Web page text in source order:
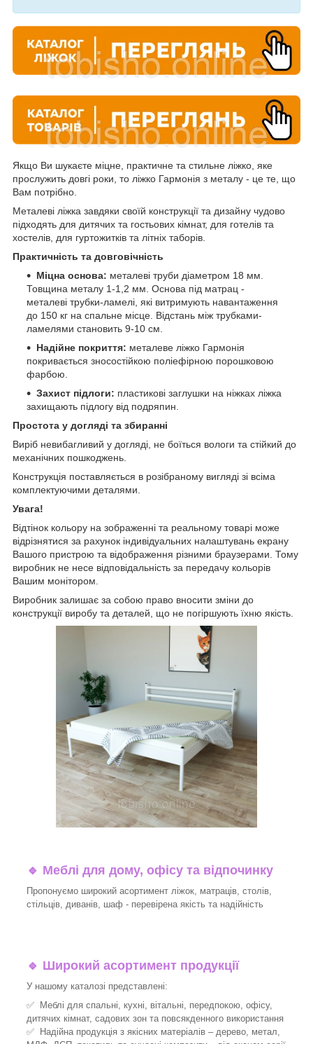
Якщо Ви шукаєте міцне, практичне та стильне ліжко, яке
прослужить довгі роки, то ліжко Гармонія з металу - це те, що
Вам потрібно.
Металеві ліжка завдяки своїй конструкції та дизайну чудово
підходять для дитячих та гостьових кімнат, для готелів та
хостелів, для гуртожитків та літніх таборів.
Практичність та довговічність
Міцна основа: металеві труби діаметром 18 мм.
Товщина металу 1-1,2 мм. Основа під матрац -
металеві трубки-ламелі, які витримують навантаження
до 150 кг на спальне місце. Відстань між трубками-
ламелями становить 9-10 см.
Надійне покриття: металеве ліжко Гармонія
покривається зносостійкою поліефірною порошковою
фарбою.
Захист підлоги: пластикові заглушки на ніжках ліжка
захищають підлогу від подряпин.
Простота у догляді та збиранні
Виріб невибагливий у догляді, не боїться вологи та стійкий до
механічних пошкоджень.
Конструкція поставляється в розібраному вигляді зі всіма
комплектуючими деталями.
Увага!
Відтінок кольору на зображенні та реальному товарі може
відрізнятися за рахунок індивідуальних налаштувань екрану
Вашого пристрою та відображення різними браузерами. Тому
виробник не несе відповідальність за передачу кольорів
Вашим монітором.
Виробник залишає за собою право вносити зміни до
конструкції виробу та деталей, що не погіршують їхню якість.
🔹 Меблі для дому, офісу та відпочинку
Пропонуємо широкий асортимент ліжок, матраців, столів,
стільців, диванів, шаф - перевірена якість та надійність
🔹 Широкий асортимент продукції
У нашому каталозі представлені:
✅ Меблі для спальні, кухні, вітальні, передпокою, офісу,
дитячих кімнат, садових зон та повсякденного використання
✅ Надійна продукція з якісних матеріалів – дерево, метал,